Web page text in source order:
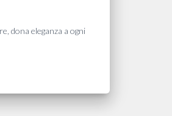
dona eleganza a ogni